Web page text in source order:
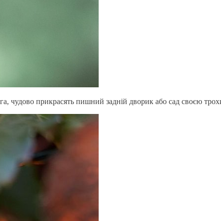
чудово прикрасять пишний задній дворик або сад своєю